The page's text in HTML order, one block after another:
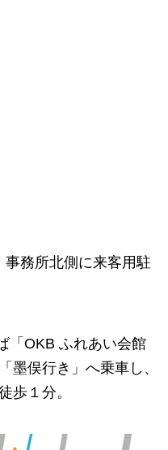
務所北側に来客用駐
「OKB ふれあい会館
墨俣行き」へ乗車し、
歩１分。